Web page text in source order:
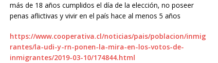
más de 18 años cumplidos el día de la elección, no poseer
penas aflictivas y vivir en el país hace al menos 5 años
https://www.cooperativa.cl/noticias/pais/poblacion/inmig
rantes/la-udi-y-rn-ponen-la-mira-en-los-votos-de-
inmigrantes/2019-03-10/174844.html